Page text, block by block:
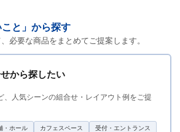
と」から探す
必要な商品をまとめてご提案します。
から探したい
、人気シーンの組合せ・レイアウト例をご提
・ホール カフェスペース 受付・エントランス